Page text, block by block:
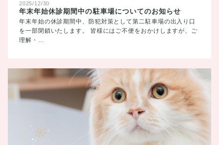
2025/12/30
年末年始休診期間中の駐車場についてのお知らせ
年末年始の休診期間中、防犯対策として第二駐車場の出入り口
を一部閉鎖いたします。 皆様にはご不便をおかけしますが、ご
理解・…